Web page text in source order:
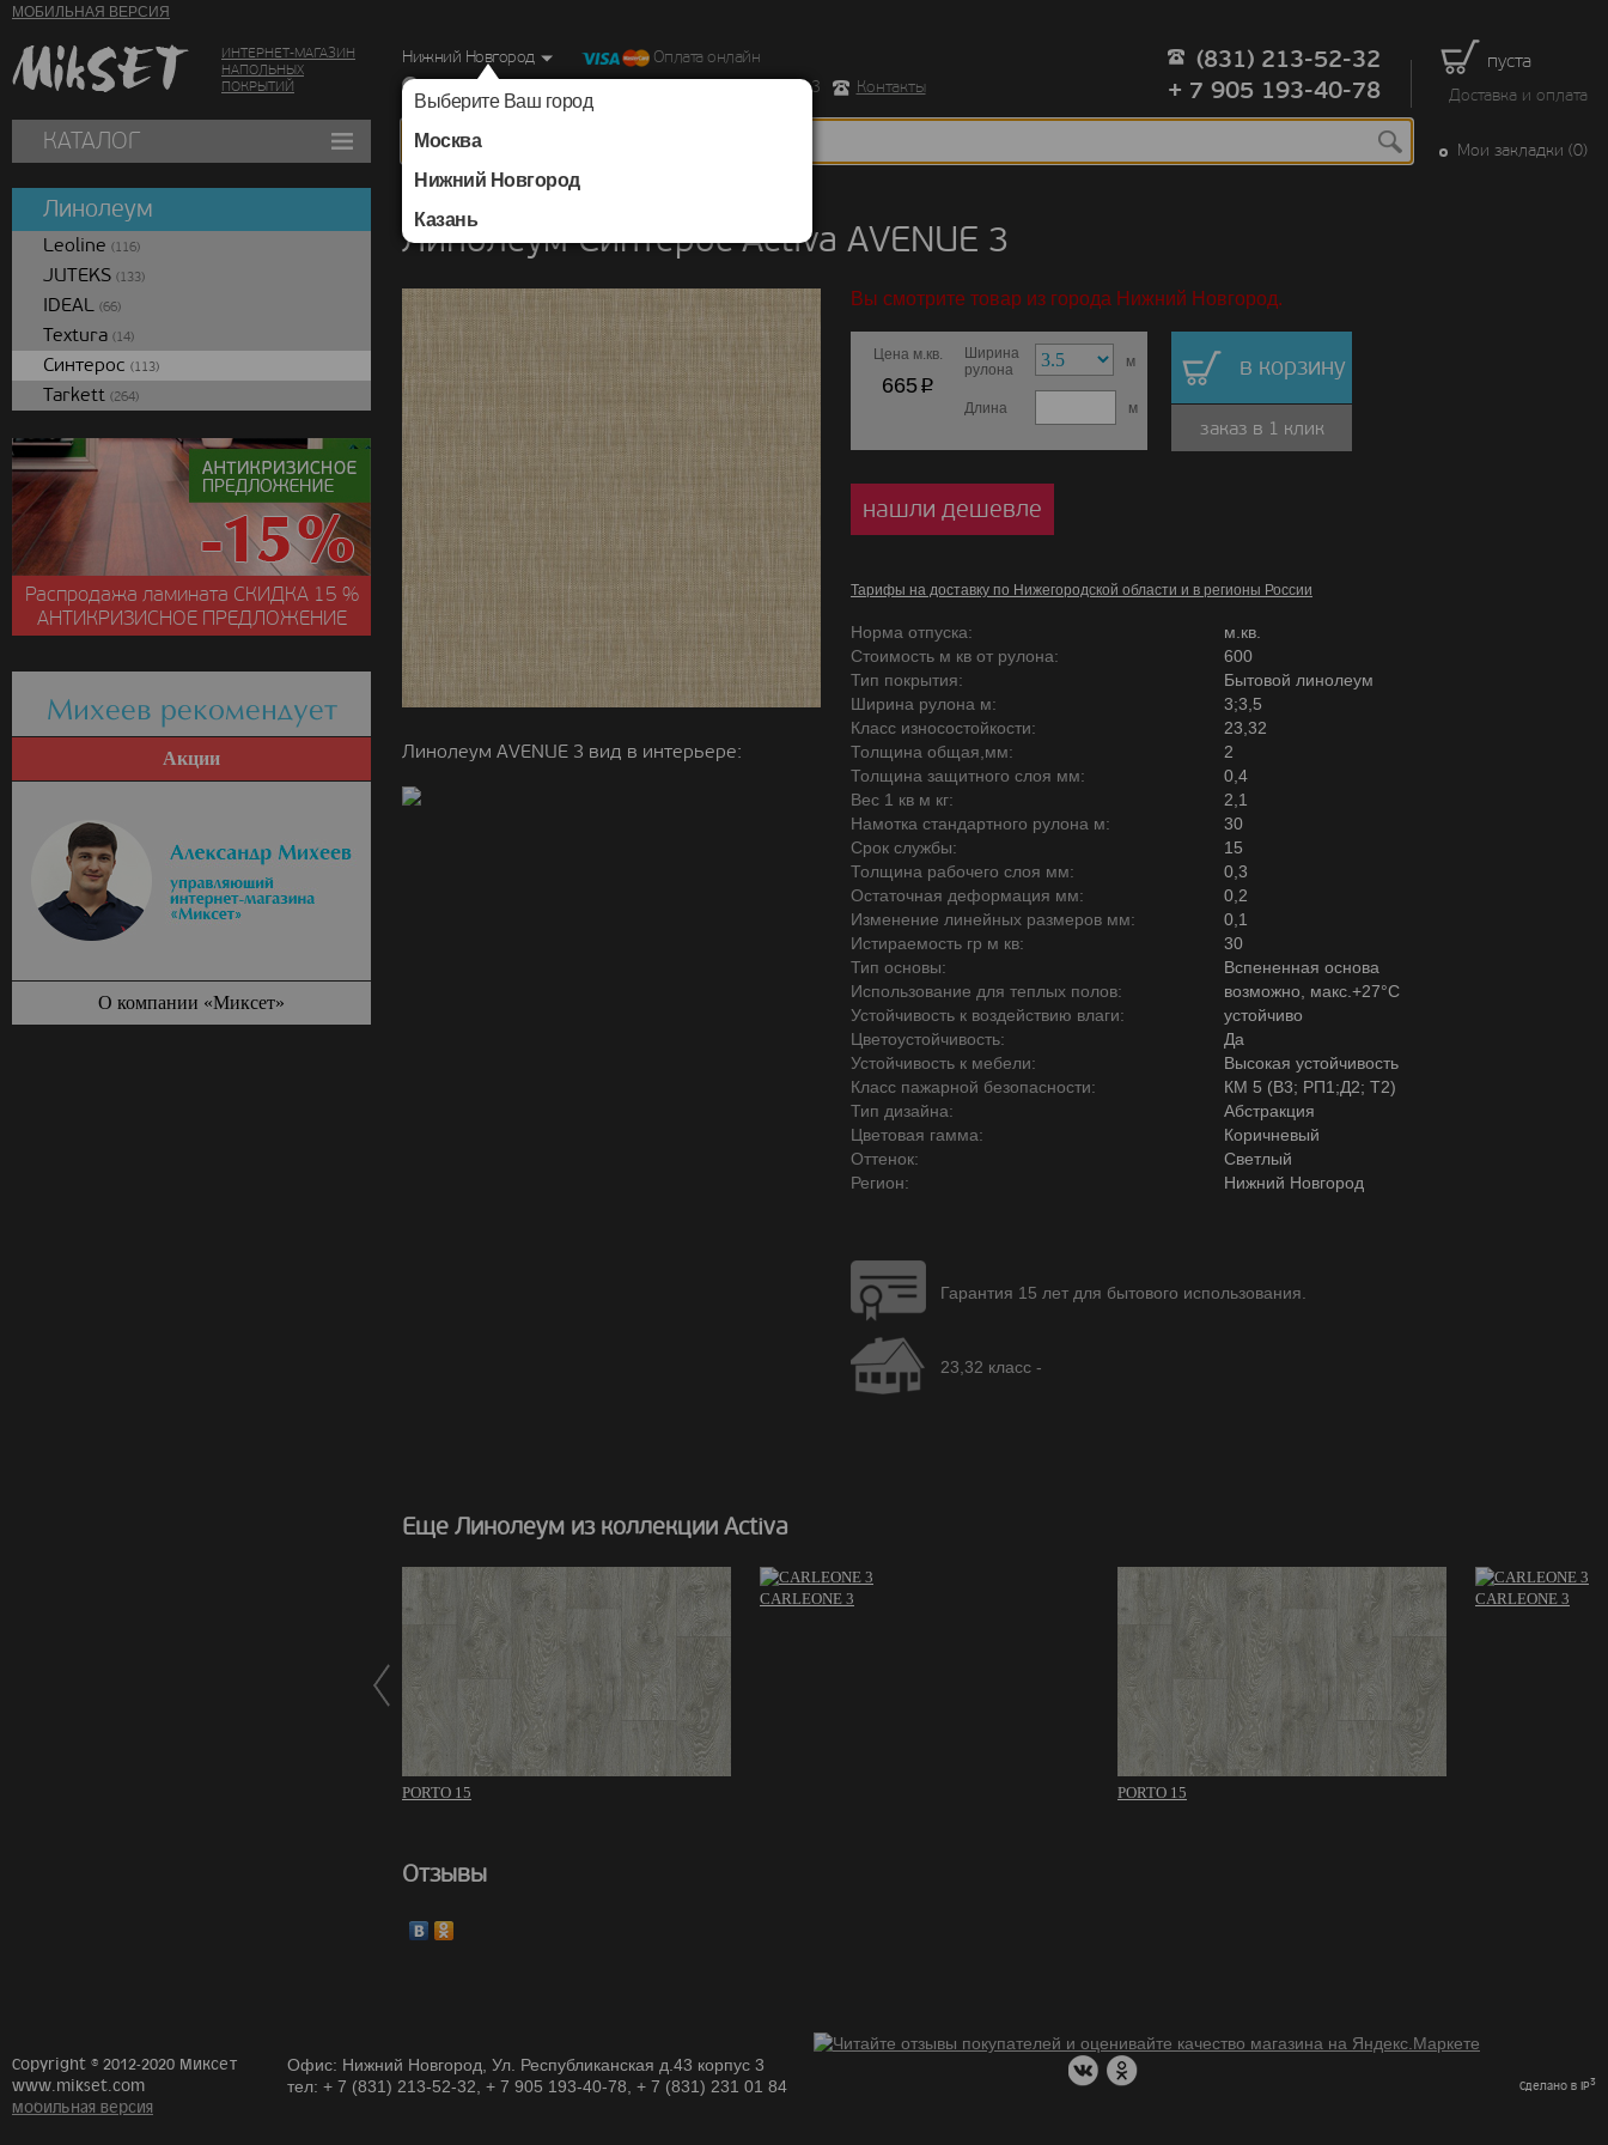
МОБИЛЬНАЯ ВЕРСИЯ
ИНТЕРНЕТ-МАГАЗИН
НАПОЛЬНЫХ
ПОКРЫТИЙ
пуста
Доставка и оплата
Нижний Новгород
Выберите Ваш город
Москва
Нижний Новгород
Казань
Оплата онлайн
г. Нижний Новгород, Ул. Республиканская д.43 корпус 3
Контакты
(831) 213-52-32
+ 7 905 193-40-78
КАТАЛОГ Мои закладки (0)
Линолеум Синтерос Activa AVENUE 3
Линолеум AVENUE 3 вид в интерьере:
Вы смотрите товар из города Нижний Новгород.
Цена м.кв.
665p
Ширина
рулона
м
Длина м
в корзину
заказ в 1 клик
нашли дешевле
Тарифы на доставку по Нижегородской области и в регионы России
Норма отпуска:
м.кв.
Стоимость м кв от рулона:
600
Тип покрытия:
Бытовой линолеум
Ширина рулона м:
3;3,5
Класс износостойкости:
23,32
Толщина общая,мм:
2
Толщина защитного слоя мм:
0,4
Вес 1 кв м кг:
2,1
Намотка стандартного рулона м:
30
Срок службы:
15
Толщина рабочего слоя мм:
0,3
Остаточная деформация мм:
0,2
Изменение линейных размеров мм:
0,1
Истираемость гр м кв:
30
Тип основы:
Вспененная основа
Использование для теплых полов:
возможно, макс.+27°С
Устойчивость к воздействию влаги:
устойчиво
Цветоустойчивость:
Да
Устойчивость к мебели:
Высокая устойчивость
Класс пажарной безопасности:
КМ 5 (В3; РП1;Д2; Т2)
Тип дизайна:
Абстракция
Цветовая гамма:
Коричневый
Оттенок:
Светлый
Регион:
Нижний Новгород
Гарантия 15 лет для бытового использования.
23,32 класс -
Еще Линолеум из коллекции Activa
PORTO 15
CARLEONE 3
PORTO 15
CARLEONE 3
Отзывы
Линолеум
Leoline (116)
JUTEKS (133)
IDEAL (66)
Textura (14)
Синтерос (113)
Tarkett (264)
Распродажа ламината СКИДКА15 %
АНТИКРИЗИСНОЕ ПРЕДЛОЖЕНИЕ
Михеев рекомендует
Акции
О компании «Миксет»
Copyright © 2012-2020 Миксет
www.mikset.com
мобильная версия
Офис: Нижний Новгород, Ул. Республиканская д.43 корпус 3
тел: + 7 (831) 213-52-32, + 7 905 193-40-78, + 7 (831) 231 01 84
Сделано в IP3